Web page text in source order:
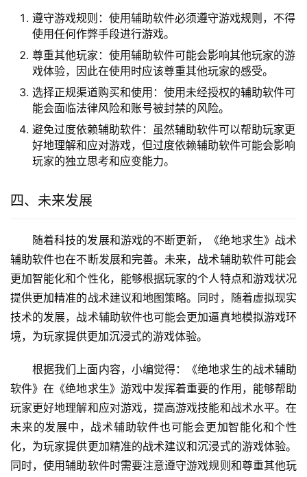
遵守游戏规则：使用辅助软件必须遵守游戏规则，不得
使用任何作弊手段进行游戏。
尊重其他玩家：使用辅助软件可能会影响其他玩家的游
戏体验，因此在使用时应该尊重其他玩家的感受。
选择正规渠道购买和使用：使用未经授权的辅助软件可
能会面临法律风险和账号被封禁的风险。
避免过度依赖辅助软件：虽然辅助软件可以帮助玩家更
好地理解和应对游戏，但过度依赖辅助软件可能会影响
玩家的独立思考和应变能力。
四、未来发展
随着科技的发展和游戏的不断更新，《绝地求生》战术
辅助软件也在不断发展和完善。未来，战术辅助软件可能会
更加智能化和个性化，能够根据玩家的个人特点和游戏状况
提供更加精准的战术建议和地图策略。同时，随着虚拟现实
技术的发展，战术辅助软件也可能会更加逼真地模拟游戏环
境，为玩家提供更加沉浸式的游戏体验。
根据我们上面内容，小编觉得：《绝地求生的战术辅助
软件》在《绝地求生》游戏中发挥着重要的作用，能够帮助
玩家更好地理解和应对游戏，提高游戏技能和战术水平。在
未来的发展中，战术辅助软件也可能会更加智能化和个性
化，为玩家提供更加精准的战术建议和沉浸式的游戏体验。
同时，使用辅助软件时需要注意遵守游戏规则和尊重其他玩